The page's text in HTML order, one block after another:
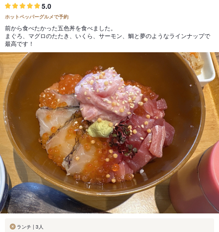
5.0
ホットペッパーグルメで予約
前から食べたかった五色丼を食べました。
まぐろ、マグロのたたき、いくら、サーモン、鯛と夢のようなラインナップで
最高です！
ランチ | 3人